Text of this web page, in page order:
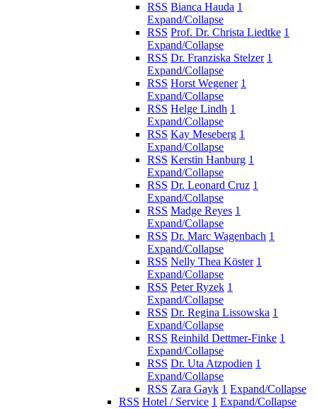
RSS Bianca Hauda 1
Expand/Collapse
RSS Prof. Dr. Christa Liedtke 1
Expand/Collapse
RSS Dr. Franziska Stelzer 1
Expand/Collapse
RSS Horst Wegener 1
Expand/Collapse
RSS Helge Lindh 1
Expand/Collapse
RSS Kay Meseberg 1
Expand/Collapse
RSS Kerstin Hanburg 1
Expand/Collapse
RSS Dr. Leonard Cruz 1
Expand/Collapse
RSS Madge Reyes 1
Expand/Collapse
RSS Dr. Marc Wagenbach 1
Expand/Collapse
RSS Nelly Thea Köster 1
Expand/Collapse
RSS Peter Ryzek 1
Expand/Collapse
RSS Dr. Regina Lissowska 1
Expand/Collapse
RSS Reinhild Dettmer-Finke 1
Expand/Collapse
RSS Dr. Uta Atzpodien 1
Expand/Collapse
RSS Zara Gayk 1 Expand/Collapse
RSS Hotel / Service 1 Expand/Collapse